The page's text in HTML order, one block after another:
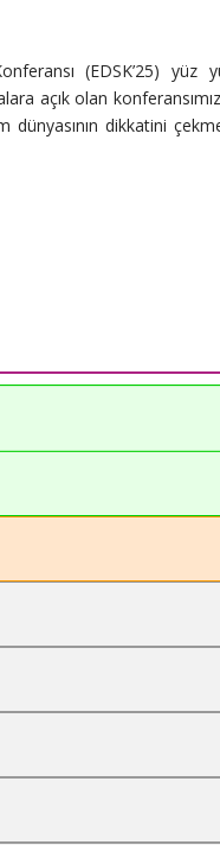
(EDSK’25)
açık olan
dünyasının dikkatini